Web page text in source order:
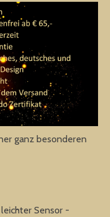
ganz besonderen
Sensor -